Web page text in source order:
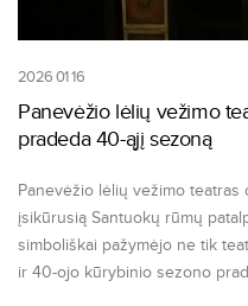
2026 01 16
Panevėžio lėlių vežimo
pradeda 40-ąjį sezoną
Panevėžio lėlių vežimo teatras
įsikūrusią Santuokų rūmų
simboliškai pažymėjo ne tik
ir 40-ojo kūrybinio sezono